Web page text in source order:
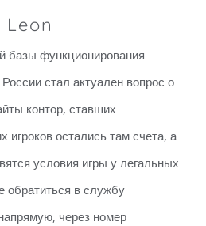
Leon
базы функционирования
стал актуален вопрос о
контор, ставших
игроков остались там счета, а
условия игры у легальных
обратиться в службу
через номер